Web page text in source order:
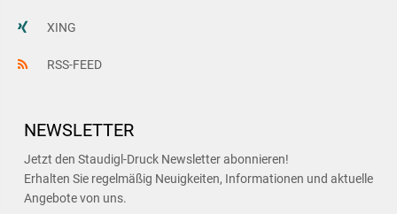
XING
RSS-FEED
NEWSLETTER
Jetzt den Staudigl-Druck Newsletter abonnieren!
Erhalten Sie regelmäßig Neuigkeiten, Informationen und aktuelle
Angebote von uns.